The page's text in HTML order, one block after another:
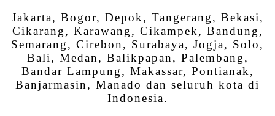
Jakarta, Bogor, Depok, Tangerang, Bekasi,
Cikarang, Karawang, Cikampek, Bandung,
Semarang, Cirebon, Surabaya, Jogja, Solo,
Bali, Medan, Balikpapan, Palembang,
Bandar Lampung, Makassar, Pontianak,
Banjarmasin, Manado dan seluruh kota di
Indonesia.